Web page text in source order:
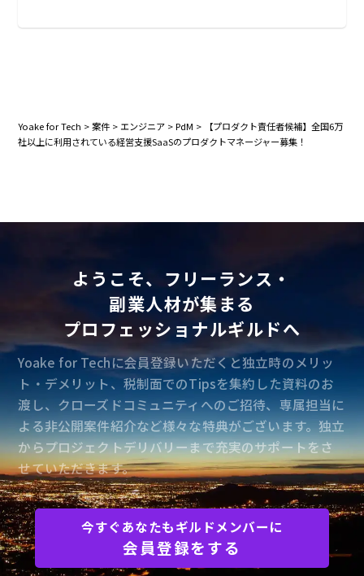
Yoake for Tech >案件 > エンジニア >PdM >
【プロダクト責任者候補】全国6万
社以上に利用されている経営支援SaaSのプロダクトマネージャー募集！
ようこそ、フリーランス・
副業人材が集まる
プロフェッショナルギルドへ
Yoake for Techに会員登録いただくと独立時のメリッ
ト・デメリット、税制面でのTipsを集約した資料のお
渡し、クローズドコミュニティへのご招待、専属担当に
よる非公開案件紹介など様々な特典がございます。独立
からプロジェクトデリバリーまで充実のサポートをさ
せていただきます。
今すぐあなたもギルドメンバーに
会員登録をする